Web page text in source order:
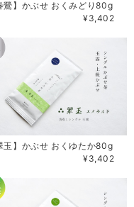
鶯】かぶせ おくみどり80g
¥3,402
玉】かぶせ おくゆたか80g
¥3,402